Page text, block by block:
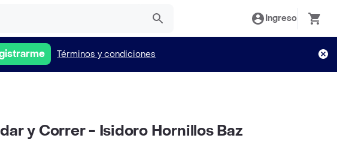
Ingreso
Términos y condiciones
y Correr - Isidoro Hornillos Baz